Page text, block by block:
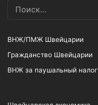
ВНЖ/ПМЖ Швейцарии
Гражданство Швейцарии
ВНЖ за паушальный налог